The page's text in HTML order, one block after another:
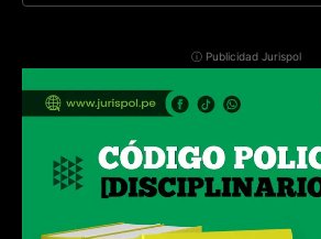
ⓘ Publicidad Jurispol